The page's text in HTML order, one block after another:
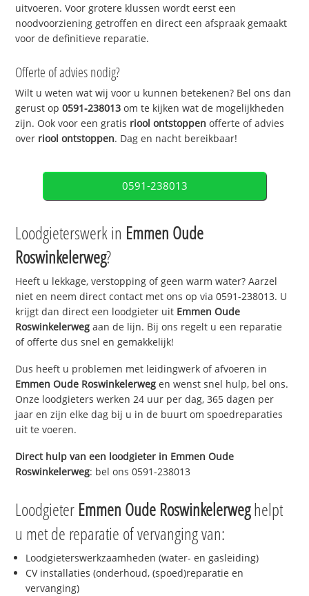
uitvoeren. Voor grotere klussen wordt eerst een
noodvoorziening getroffen en direct een afspraak gemaakt
voor de definitieve reparatie.
Offerte of advies nodig?
Wilt u weten wat wij voor u kunnen betekenen? Bel ons dan
gerust op0591-238013 om te kijken wat de mogelijkheden
zijn. Ook voor een gratis riool ontstoppen offerte of advies
over riool ontstoppen. Dag en nacht bereikbaar!
0591-238013
Loodgieterswerk in Emmen Oude
Roswinkelerweg?
Heeft u lekkage, verstopping of geen warm water? Aarzel
niet en neem direct contact met ons op via 0591-238013. U
krijgt dan direct een loodgieter uit Emmen Oude
Roswinkelerweg aan de lijn. Bij ons regelt u een reparatie
of offerte dus snel en gemakkelijk!
Dus heeft u problemen met leidingwerk of afvoeren in
Emmen Oude Roswinkelerweg en wenst snel hulp, bel ons.
Onze loodgieters werken 24 uur per dag, 365 dagen per
jaar en zijn elke dag bij u in de buurt om spoedreparaties
uit te voeren.
Direct hulp van een loodgieter in Emmen Oude
Roswinkelerweg: bel ons 0591-238013
Loodgieter Emmen Oude Roswinkelerweghelpt
u met de reparatie of vervanging van:
Loodgieterswerkzaamheden (water- en gasleiding)
CV installaties (onderhoud, (spoed)reparatie en
vervanging)